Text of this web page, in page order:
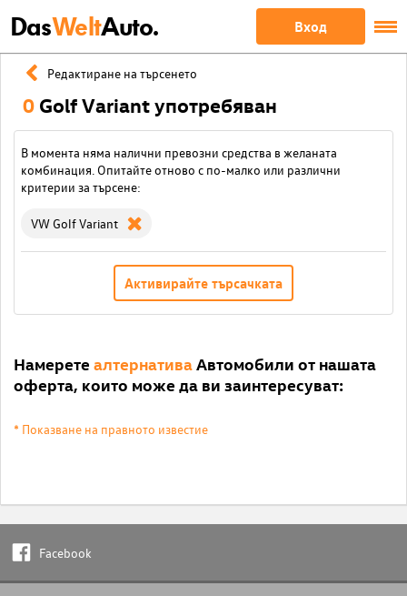
DasWeltAuto. Вход
Редактиране на търсенето
0 Golf Variant употребяван
В момента няма налични превозни средства в желаната
комбинация. Опитайте отново с по-малко или различни
критерии за търсене:
VW Golf Variant
Активирайте търсачката
Намерете алтернативаАвтомобили от нашата
оферта, които може да ви заинтересуват:
* Показване на правното известие
Facebook